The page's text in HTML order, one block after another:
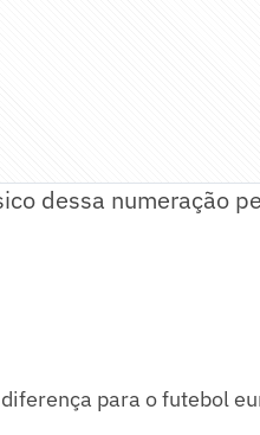
dessa numeração
para o futebol